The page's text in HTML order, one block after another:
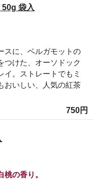
袋入
スに、ベルガモットの
つけた、オーソドック
イ。ストレートでもミ
おいしい、人気の紅茶
750円
の香り。